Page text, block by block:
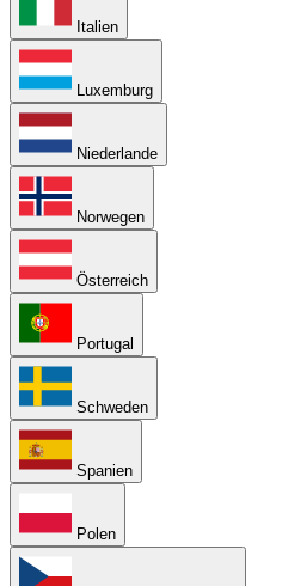
Italien
Luxemburg
Niederlande
Norwegen
Österreich
Portugal
Schweden
Spanien
Polen